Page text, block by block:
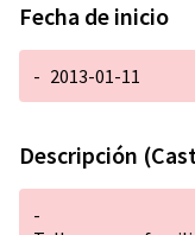
Fecha de inicio
- 2013-01-11
Descripción
-